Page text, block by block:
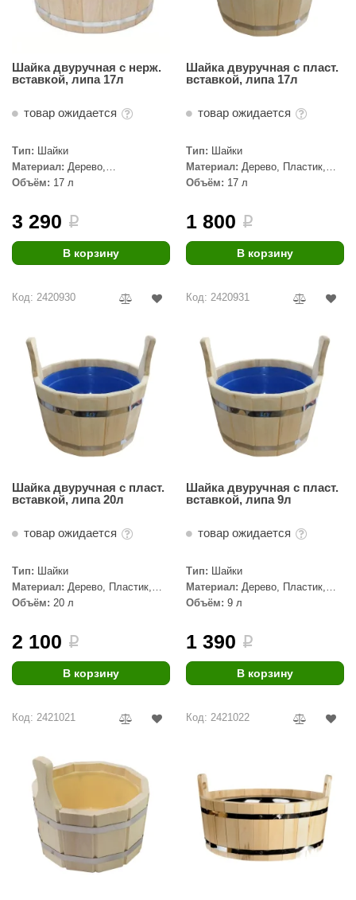
icon
Шайка двуручная с нерж.
вставкой, липа 17л
товар ожидается
Тип: Шайки
Материал: Дерево,
Нержавеющая сталь, Липа
Объём: 17 л
3 290 i
В корзину
Шайка двуручная с пласт.
вставкой, липа 17л
товар ожидается
Тип: Шайки
Материал: Дерево, Пластик,
Липа
Объём: 17 л
1 800 i
В корзину
Код: 2420930
Шайка двуручная с пласт.
вставкой, липа 20л
товар ожидается
Тип: Шайки
Материал: Дерево, Пластик,
Липа
Объём: 20 л
2 100 i
В корзину
Код: 2420931
Шайка двуручная с пласт.
вставкой, липа 9л
товар ожидается
Тип: Шайки
Материал: Дерево, Пластик,
Липа
Объём: 9 л
1 390 i
В корзину
Код: 2421021 Код: 2421022